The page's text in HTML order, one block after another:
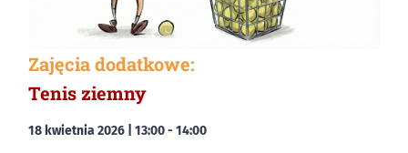
Zajęcia dodatkowe:
Tenis ziemny
18 kwietnia 2026 | 13:00- 14:00